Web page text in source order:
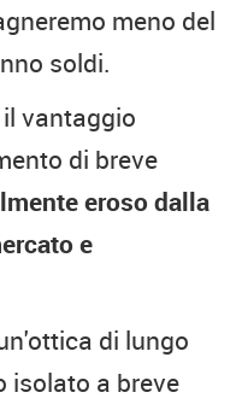
meno del
soldi.
vantaggio
di breve
eroso dalla
e
di lungo
isolato a breve